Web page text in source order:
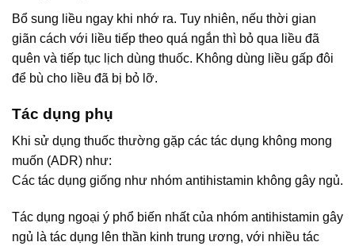
Bổ sung liều ngay khi nhớ ra. Tuy nhiên, nếu thời gian
giãn cách với liều tiếp theo quá ngắn thì bỏ qua liều đã
quên và tiếp tục lịch dùng thuốc. Không dùng liều gấp đôi
để bù cho liều đã bị bỏ lỡ.
Tác dụng phụ
Khi sử dụng thuốc thường gặp các tác dụng không mong
muốn (ADR) như:
Các tác dụng giống như nhóm antihistamin không gây ngủ.
Tác dụng ngoại ý phổ biến nhất của nhóm antihistamin gây
ngủ là tác dụng lên thần kinh trung ương, với nhiều tác